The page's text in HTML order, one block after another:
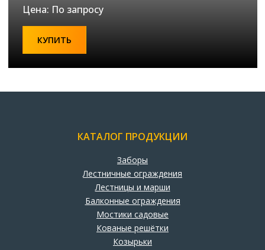
Цена: По запросу
КУПИТЬ
КАТАЛОГ ПРОДУКЦИИ
Заборы
Лестничные ограждения
Лестницы и марши
Балконные ограждения
Мостики садовые
Кованые решётки
Козырьки